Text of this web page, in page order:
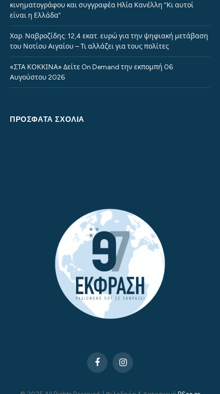
κινηματογράφου και συγγραφέα Ηλία Κανέλλη “Κι αυτοί
είναι η Ελλάδα”
Χαρ. Ναβροζίδης: 12,4 εκατ. ευρώ για την ψηφιακή μετάβαση
του Νοτίου Αιγαίου – Τι αλλάζει για τους πολίτες
«ΣΤΑ ΚΟΚΚΙΝΑ» Δείτε On Demand την εκπομπή 06
Αυγούστου 2026
ΠΡΌΣΦΑΤΑ ΣΧΌΛΙΑ
FacebookInstagram